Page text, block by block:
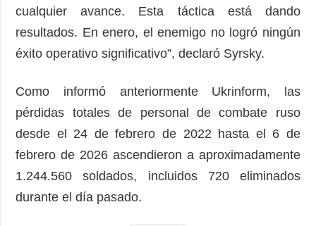
cualquier avance. Esta táctica está dando
resultados. En enero, el enemigo no logró ningún
éxito operativo significativo”, declaró Syrsky.
Como informó anteriormente Ukrinform, las
pérdidas totales de personal de combate ruso
desde el 24 de febrero de 2022 hasta el 6 de
febrero de 2026 ascendieron a aproximadamente
1.244.560 soldados, incluidos 720 eliminados
durante el día pasado.